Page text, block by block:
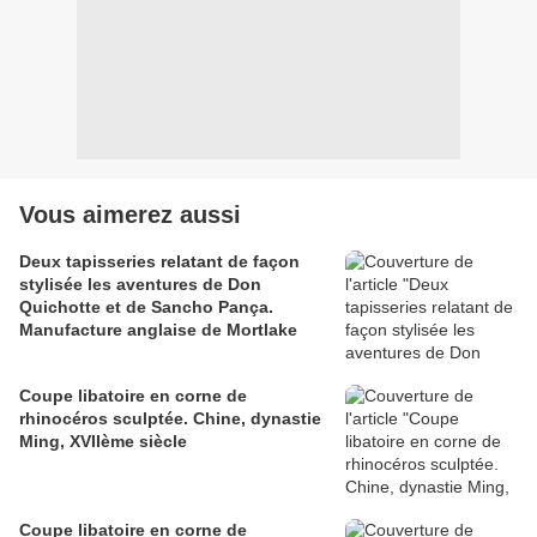
Vous aimerez aussi
Deux tapisseries relatant de façon
stylisée les aventures de Don
Quichotte et de Sancho Pança.
Manufacture anglaise de Mortlake
Coupe libatoire en corne de
rhinocéros sculptée. Chine, dynastie
Ming, XVIIème siècle
Coupe libatoire en corne de